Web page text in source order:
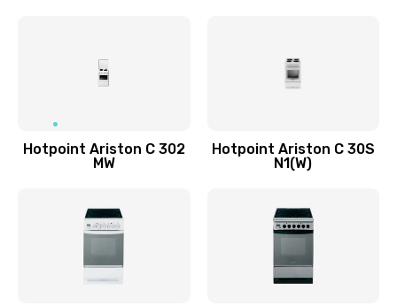
Hotpoint Ariston C 302
MW
Hotpoint Ariston C 30S
N1(W)